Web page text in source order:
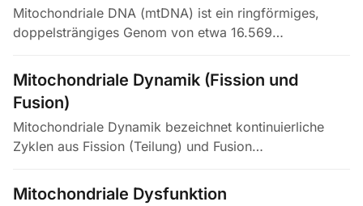
Mitochondriale DNA (mtDNA) ist ein ringförmiges,
doppelsträngiges Genom von etwa 16.569
vorliegt und 13 essentielle Untereinheiten…
Mitochondriale Dynamik (Fission und
Fusion)
Mitochondriale Dynamik bezeichnet kontinuierliche
Zyklen aus Fission (Teilung) und Fusion
Netzwerk an metabolische Anforderungen und…
Mitochondriale Dysfunktion